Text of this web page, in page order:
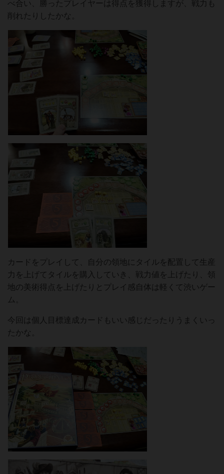
べ合い、勝ったプレイヤーは得点を獲得しますが、戦力も
削れたりしたかな。
カードをプレイして、自分の領地にタイルを配置して生産
力を上げてタイルを購入していき、戦力値を上げたり、領
地の美術得点を上げたりとプレイ感自体は軽くて渋いゲー
ム。
今回は個人目標達成カードもいい感じだったりうまくいっ
たかな。